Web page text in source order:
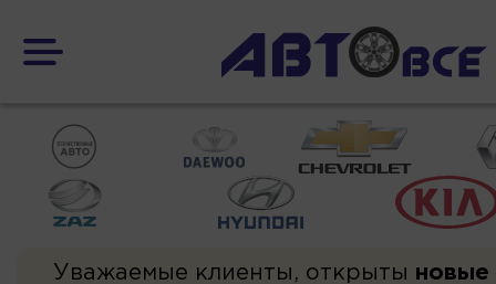
Уважаемые клиенты, открыты новые